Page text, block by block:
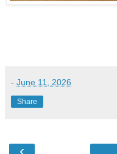
- June 11, 2026
Share
‹